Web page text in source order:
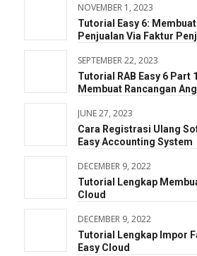
NOVEMBER 1, 2023
Tutorial Easy 6:
Penjualan Via Faktur
SEPTEMBER 22, 2023
Tutorial RAB Easy 6 Part
Membuat Rancangan
JUNE 27, 2023
Cara Registrasi Ulang
Easy Accounting System
DECEMBER 9, 2022
Tutorial Lengkap
Cloud
DECEMBER 9, 2022
Tutorial Lengkap Impor
Easy Cloud